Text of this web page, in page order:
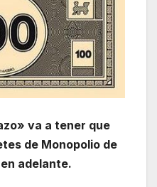
va a tener que
de Monopolio de
adelante.